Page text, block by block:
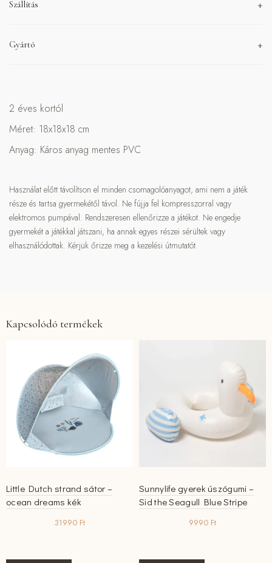
Szállítás
Gyártó
2 éves kortól
Méret: 18x18x18 cm
Anyag: Káros anyag mentes PVC
Használat előtt távolítson el minden csomagolóanyagot, ami nem a játék
része és tartsa gyermekétől távol. Ne fújja fel kompresszorral vagy
elektromos pumpával. Rendszeresen ellenőrizze a játékot. Ne engedje
gyermekét a játékkal játszani, ha annak egyes részei sérültek vagy
elhasználódottak. Kérjük őrizze meg a kezelési útmutatót.
Kapcsolódó termékek
Little Dutch strand sátor –
ocean dreams kék
31990 Ft
Sunnylife gyerek úszógumi –
Sid the Seagull Blue Stripe
9990 Ft